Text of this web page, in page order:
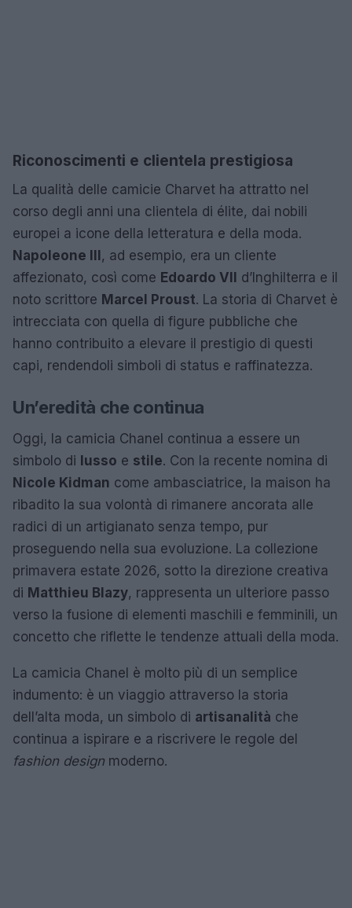
Riconoscimenti e clientela prestigiosa
La qualità delle camicie Charvet ha attratto nel
corso degli anni una clientela di élite, dai nobili
europei a icone della letteratura e della moda.
Napoleone III, ad esempio, era un cliente
affezionato, così come Edoardo VII d’Inghilterra e il
noto scrittore Marcel Proust. La storia di Charvet è
intrecciata con quella di figure pubbliche che
hanno contribuito a elevare il prestigio di questi
capi, rendendoli simboli di status e raffinatezza.
Un’eredità che continua
Oggi, la camicia Chanel continua a essere un
simbolo di lusso e stile. Con la recente nomina di
Nicole Kidman come ambasciatrice, la maison ha
ribadito la sua volontà di rimanere ancorata alle
radici di un artigianato senza tempo, pur
proseguendo nella sua evoluzione. La collezione
primavera estate 2026, sotto la direzione creativa
di Matthieu Blazy, rappresenta un ulteriore passo
verso la fusione di elementi maschili e femminili, un
concetto che riflette le tendenze attuali della moda.
La camicia Chanel è molto più di un semplice
indumento: è un viaggio attraverso la storia
dell’alta moda, un simbolo di artisanalità che
continua a ispirare e a riscrivere le regole del
fashion design moderno.